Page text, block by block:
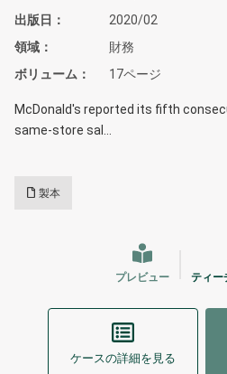
出版日
2020/02
領域
財務
ボリューム
17ページ
McDonald's reported its fifth
same-store sal…
製本
プレビュー ティー
ケースの詳細を見る